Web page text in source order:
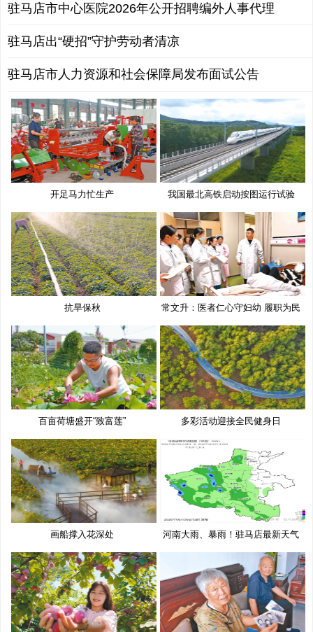
驻马店市中心医院2026年公开招聘编外人事代理
驻马店出“硬招”守护劳动者清凉
驻马店市人力资源和社会保障局发布面试公告
开足马力忙生产 我国最北高铁启动按图运行试验
抗旱保秋 常文升：医者仁心守妇幼 履职为民
百亩荷塘盛开“致富莲” 多彩活动迎接全民健身日
画船撑入花深处
河南大雨、暴雨！驻马店最新天气
预